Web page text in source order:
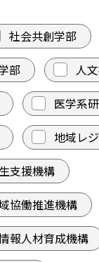
社会共創学部
部
人
医学系
地域レ
支援機構
協働推進機構
報人材育成機構